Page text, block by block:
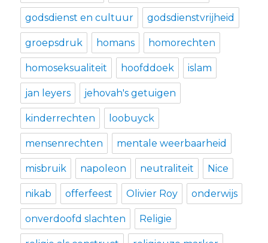
godsdienst en cultuur godsdienstvrijheid
groepsdruk homans homorechten
homoseksualiteit hoofddoek islam
jan leyers jehovah's getuigen
kinderrechten loobuyck
mensenrechten mentale weerbaarheid
misbruik napoleon neutraliteit Nice
nikab offerfeest Olivier Roy onderwijs
onverdoofd slachten Religie